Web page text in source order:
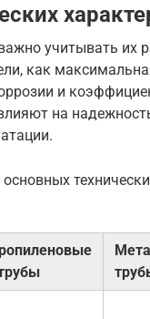
учитывать их
как
и
на